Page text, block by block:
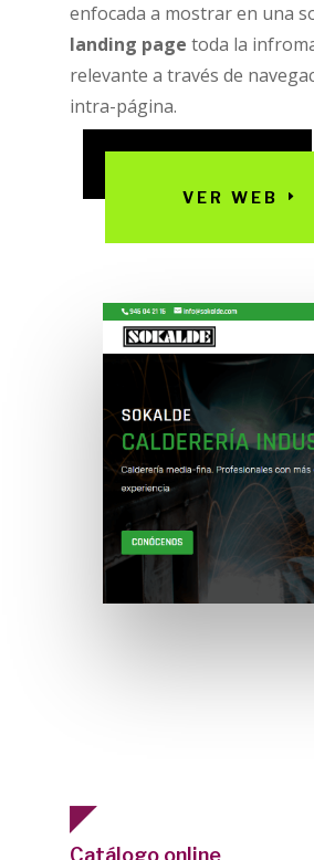
enfocada a mostrar en una
landing page toda la
relevante a través de
intra-página.
VER WEB
Catálogo online